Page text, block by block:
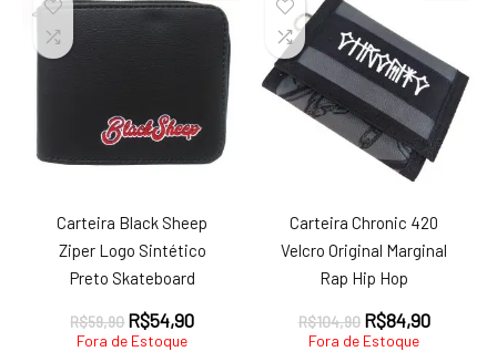
Carteira Black Sheep
Ziper Logo Sintético
Preto Skateboard
R$59,90 O
preço
R$54,90O
Fora de Estoque
Carteira Chronic 420
Velcro Original Marginal
Rap Hip Hop
R$104,90 O
preço
R$84,90O
Fora de Estoque